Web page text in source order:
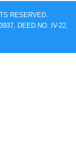
RESERVED.
DEED NO. IV-22,